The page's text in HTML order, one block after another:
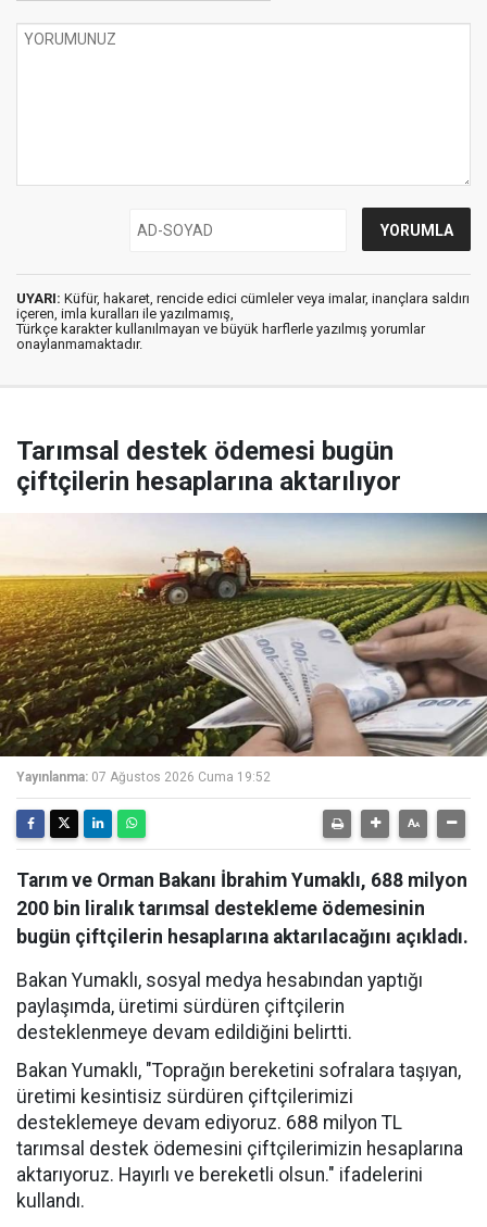
UYARI: Küfür, hakaret, rencide edici cümleler veya imalar, inançlara saldırı
içeren, imla kuralları ile yazılmamış,
Türkçe karakter kullanılmayan ve büyük harflerle yazılmış yorumlar
onaylanmamaktadır.
Tarımsal destek ödemesi bugün
çiftçilerin hesaplarına aktarılıyor
Yayınlanma: 07 Ağustos 2026 Cuma 19:52
Tarım ve Orman Bakanı İbrahim Yumaklı, 688 milyon
200 bin liralık tarımsal destekleme ödemesinin
bugün çiftçilerin hesaplarına aktarılacağını açıkladı.
Bakan Yumaklı, sosyal medya hesabından yaptığı
paylaşımda, üretimi sürdüren çiftçilerin
desteklenmeye devam edildiğini belirtti.
Bakan Yumaklı, "Toprağın bereketini sofralara taşıyan,
üretimi kesintisiz sürdüren çiftçilerimizi
desteklemeye devam ediyoruz. 688 milyon TL
tarımsal destek ödemesini çiftçilerimizin hesaplarına
aktarıyoruz. Hayırlı ve bereketli olsun." ifadelerini
kullandı.